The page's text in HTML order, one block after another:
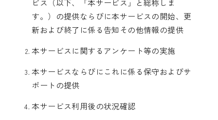
す。）の提供ならびに本サービスの開始、更
新および終了に係る告知その他情報の提供
本サービスに関するアンケート等の実施
本サービスならびにこれに係る保守およびサ
ポートの提供
本サービス利用後の状況確認